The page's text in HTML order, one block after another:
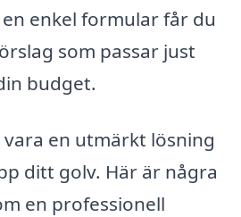
enkel formular får du
som passar just
budget.
en utmärkt lösning
ditt golv. Här är några
en professionell